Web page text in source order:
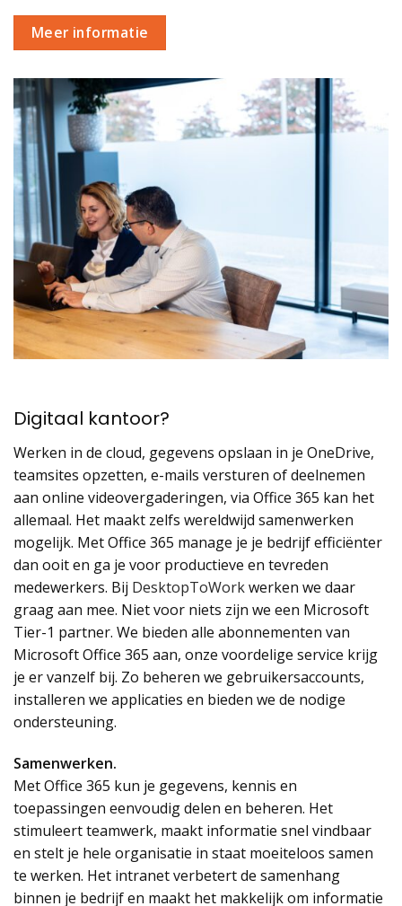
Meer informatie
Digitaal kantoor?
Werken in de cloud, gegevens opslaan in je OneDrive,
teamsites opzetten, e-mails versturen of deelnemen
aan online videovergaderingen, via Office 365 kan het
allemaal. Het maakt zelfs wereldwijd samenwerken
mogelijk. Met Office 365 manage je je bedrijf efficiënter
dan ooit en ga je voor productieve en tevreden
medewerkers. Bij DesktopToWorkwerken we daar
graag aan mee. Niet voor niets zijn we een Microsoft
Tier-1 partner. We bieden alle abonnementen van
Microsoft Office 365 aan, onze voordelige service krijg
je er vanzelf bij. Zo beheren we gebruikersaccounts,
installeren we applicaties en bieden we de nodige
ondersteuning.
Samenwerken.
Met Office 365 kun je gegevens, kennis en
toepassingen eenvoudig delen en beheren. Het
stimuleert teamwerk, maakt informatie snel vindbaar
en stelt je hele organisatie in staat moeiteloos samen
te werken. Het intranet verbetert de samenhang
binnen je bedrijf en maakt het makkelijk om informatie